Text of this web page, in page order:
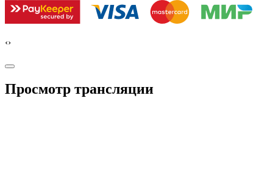
‹›
Просмотр трансляции